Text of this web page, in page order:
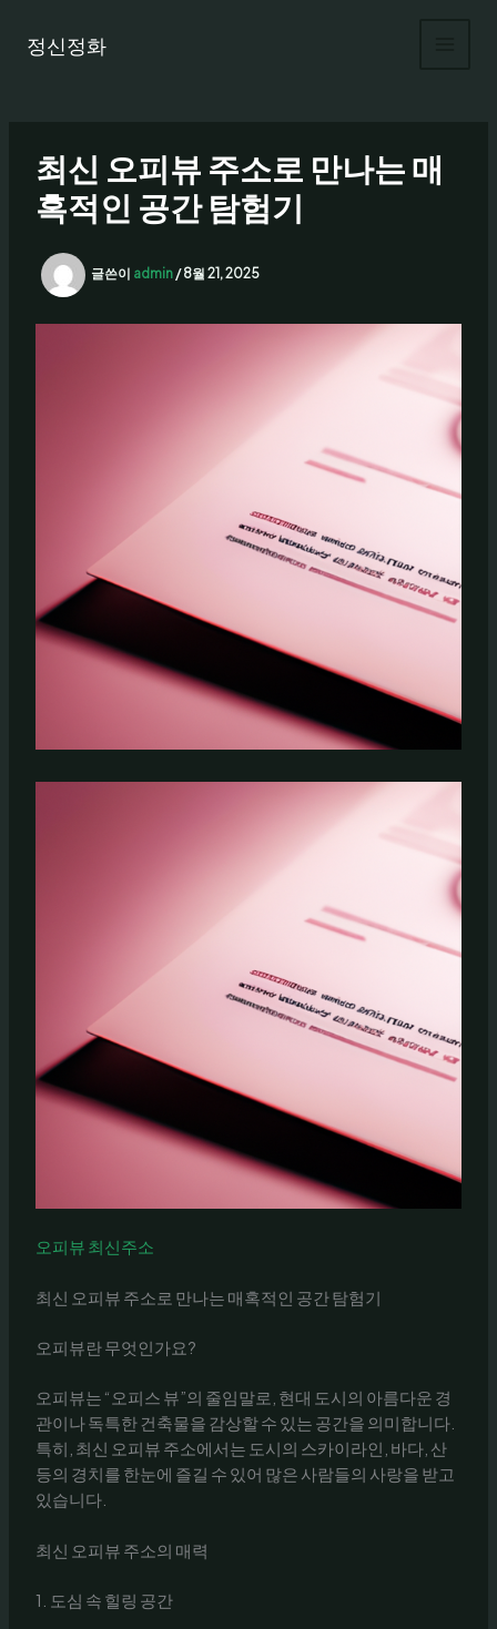
정신정화
최신 오피뷰 주소로 만나는 매
혹적인 공간 탐험기
글쓴이 admin/8월 21, 2025
오피뷰 최신주소
최신 오피뷰 주소로 만나는 매혹적인 공간 탐험기
오피뷰란 무엇인가요?
오피뷰는 “오피스 뷰”의 줄임말로, 현대 도시의 아름다운 경
관이나 독특한 건축물을 감상할 수 있는 공간을 의미합니다.
특히, 최신 오피뷰 주소에서는 도시의 스카이라인, 바다, 산
등의 경치를 한눈에 즐길 수 있어 많은 사람들의 사랑을 받고
있습니다.
최신 오피뷰 주소의 매력
1. 도심 속 힐링 공간